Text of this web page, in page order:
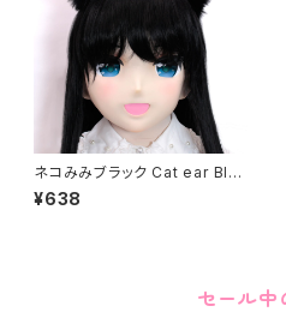
ネコみみブラック Cat ear Blac
k
¥638
セール中